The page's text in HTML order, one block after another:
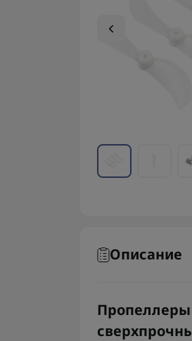
Описание